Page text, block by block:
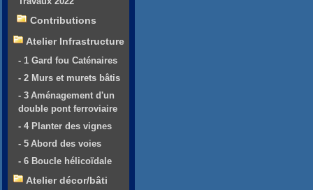
Contributions
Atelier Infrastructure
- 1 Gard fou Caténaires
- 2 Murs et murets bâtis
- 3 Aménagement d'un
double pont ferroviaire
- 4 Planter des vignes
- 5 Abord des voies
- 6 Boucle hélicoïdale
Atelier décor/bâti